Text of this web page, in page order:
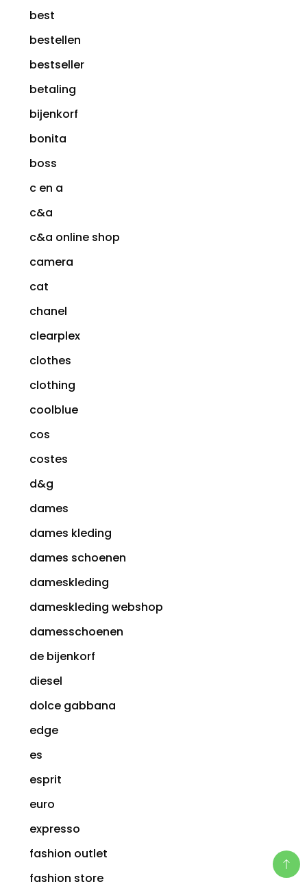
best
bestellen
bestseller
betaling
bijenkorf
bonita
boss
c en a
c&a
c&a online shop
camera
cat
chanel
clearplex
clothes
clothing
coolblue
cos
costes
d&g
dames
dames kleding
dames schoenen
dameskleding
dameskleding webshop
damesschoenen
de bijenkorf
diesel
dolce gabbana
edge
es
esprit
euro
expresso
fashion outlet
fashion store